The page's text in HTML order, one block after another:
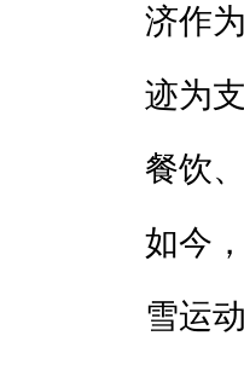
济作
迹为
餐饮
如今
雪运